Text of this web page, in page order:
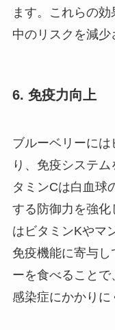
ます。これらの
中のリスクを減少
6. 免疫力向上
ブルーベリーに
り、免疫システ
タミンCは白血球
する防御力を強化
はビタミンKやマ
免疫機能に寄与し
ーを食べること
感染症にかかりに